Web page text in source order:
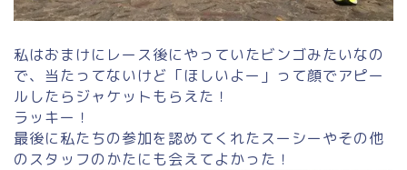
私はおまけにレース後にやっていたビンゴみたいなの
で、当たってないけど「ほしいよー」って顔でアピー
ルしたらジャケットもらえた！
ラッキー！
最後に私たちの参加を認めてくれたスーシーやその他
のスタッフのかたにも会えてよかった！